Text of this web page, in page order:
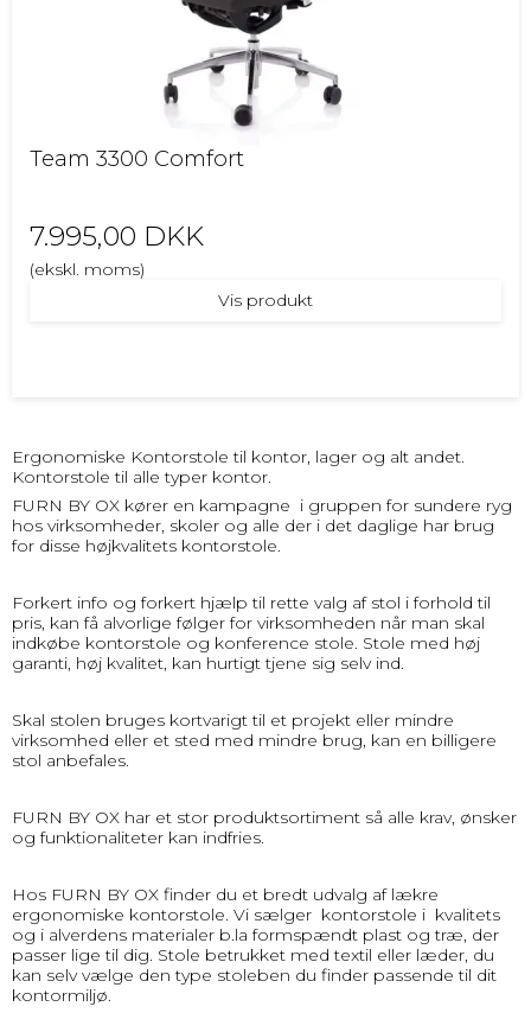
Team 3300 Comfort
7.995,00 DKK
(ekskl. moms)
Vis produkt
Ergonomiske Kontorstole til kontor, lager og alt andet.
Kontorstole til alle typer kontor.
FURN BY OX kører en kampagne i gruppen for sundere ryg
hos virksomheder, skoler og alle der i det daglige har brug
for disse højkvalitets kontorstole.
Forkert info og forkert hjælp til rette valg af stol i forhold til
pris, kan få alvorlige følger for virksomheden når man skal
indkøbe kontorstole og konference stole. Stole med høj
garanti, høj kvalitet, kan hurtigt tjene sig selv ind.
Skal stolen bruges kortvarigt til et projekt eller mindre
virksomhed eller et sted med mindre brug, kan en billigere
stol anbefales.
FURN BY OX har et stor produktsortiment så alle krav, ønsker
og funktionaliteter kan indfries.
Hos FURN BY OX finder du et bredt udvalg af lækre
ergonomiske kontorstole. Vi sælger kontorstole i kvalitets
og i alverdens materialer b.la formspændt plast og træ, der
passer lige til dig. Stole betrukket med textil eller læder, du
kan selv vælge den type stoleben du finder passende til dit
kontormiljø.